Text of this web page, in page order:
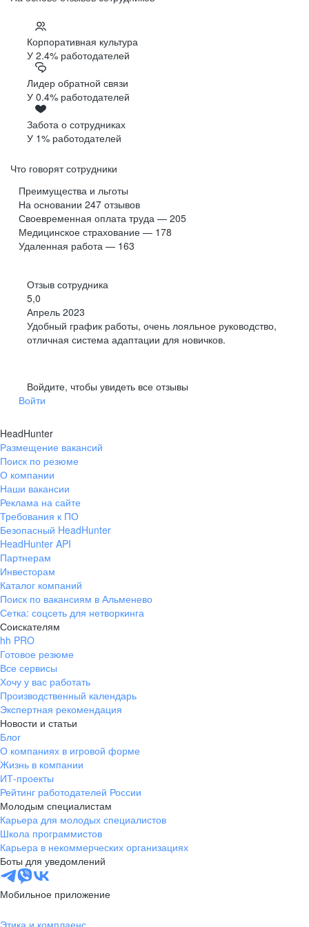
Корпоративная культура
У 2.4% работодателей
Лидер обратной связи
У 0.4% работодателей
Забота о сотрудниках
У 1% работодателей
Что говорят сотрудники
Преимущества и льготы
На основании 247 отзывов
Своевременная оплата труда — 205
Медицинское страхование — 178
Удаленная работа — 163
Отзыв сотрудника
5,0
Апрель 2023
Удобный график работы, очень лояльное руководство,
отличная система адаптации для новичков.
Войдите, чтобы увидеть все отзывы
Войти
HeadHunter
Размещение вакансий
Поиск по резюме
О компании
Наши вакансии
Реклама на сайте
Требования к ПО
Безопасный HeadHunter
HeadHunter API
Партнерам
Инвесторам
Каталог компаний
Поиск по вакансиям в Альменево
Сетка: соцсеть для нетворкинга
Соискателям
hh PRO
Готовое резюме
Все сервисы
Хочу у вас работать
Производственный календарь
Экспертная рекомендация
Новости и статьи
Блог
О компаниях в игровой форме
Жизнь в компании
ИТ-проекты
Рейтинг работодателей России
Молодым специалистам
Карьера для молодых специалистов
Школа программистов
Карьера в некоммерческих организациях
Боты для уведомлений
Мобильное приложение